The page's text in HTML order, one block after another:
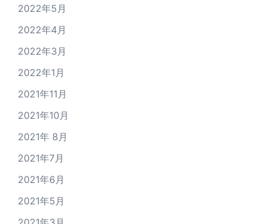
2022年5月
2022年4月
2022年3月
2022年1月
2021年11月
2021年10月
2021年 8月
2021年7月
2021年6月
2021年5月